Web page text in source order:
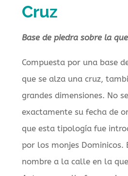
Cruz
Base de piedra sobre la
Compuesta por una base
que se alza una cruz,
grandes dimensiones. No
exactamente su fecha de
que esta tipología fue
por los monjes Dominicos.
nombre a la calle en la